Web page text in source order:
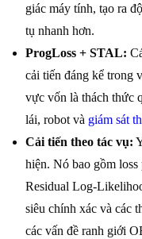
giác máy tính, tạo ra
tụ nhanh hơn.
ProgLoss + STAL:
cải tiến đáng kể trong
vực vốn là thách thức
lái, robot và giám sát
Cải tiến theo tác vụ:
hiện. Nó bao gồm
Residual Log-
siêu chính xác và các
các vấn đề ranh giới